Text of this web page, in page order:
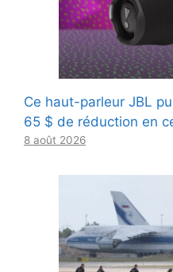
Ce haut-parleur JBL
65 $ de réduction en
8 août 2026